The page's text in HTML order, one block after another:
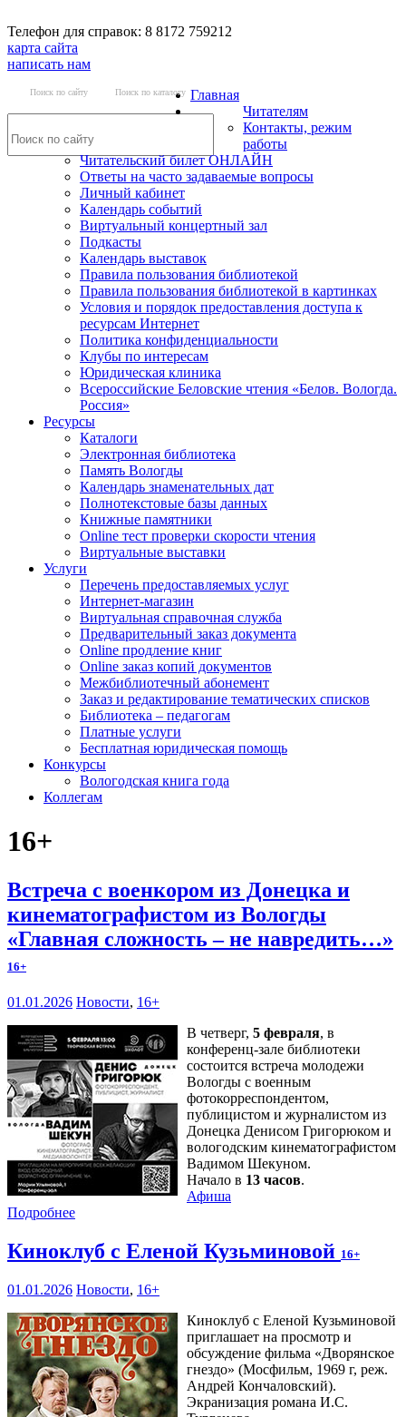
Телефон для справок: 8 8172 759212
карта сайта
написать нам
Поиск по сайту Поиск по каталогу Главная
Читателям
Контакты, режим
работы
Читательский билет ОНЛАЙН
Ответы на часто задаваемые вопросы
Личный кабинет
Календарь событий
Виртуальный концертный зал
Подкасты
Календарь выставок
Правила пользования библиотекой
Правила пользования библиотекой в картинках
Условия и порядок предоставления доступа к
ресурсам Интернет
Политика конфиденциальности
Клубы по интересам
Юридическая клиника
Всероссийские Беловские чтения «Белов. Вологда.
Россия»
Ресурсы
Каталоги
Электронная библиотека
Память Вологды
Календарь знаменательных дат
Полнотекстовые базы данных
Книжные памятники
Online тест проверки скорости чтения
Виртуальные выставки
Услуги
Перечень предоставляемых услуг
Интернет-магазин
Виртуальная справочная служба
Предварительный заказ документа
Online продление книг
Online заказ копий документов
Межбиблиотечный абонемент
Заказ и редактирование тематических списков
Библиотека – педагогам
Платные услуги
Бесплатная юридическая помощь
Конкурсы
Вологодская книга года
Коллегам
16+
Встреча с военкором из Донецка и
кинематографистом из Вологды
«Главная сложность – не навредить…»
16+
01.01.2026 Новости, 16+
В четверг, 5 февраля, в
конференц-зале библиотеки
состоится встреча молодежи
Вологды с военным
фотокорреспондентом,
публицистом и журналистом из
Донецка Денисом Григорюком и
вологодским кинематографистом
Вадимом Шекуном.
Начало в 13 часов.
Афиша
Подробнее
Киноклуб с Еленой Кузьминовой 16+
01.01.2026 Новости, 16+
Киноклуб с Еленой Кузьминовой
приглашает на просмотр и
обсуждение фильма «Дворянское
гнездо» (Мосфильм, 1969 г, реж.
Андрей Кончаловский).
Экранизация романа И.С.